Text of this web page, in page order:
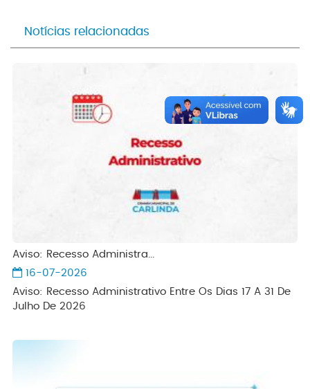
Notícias relacionadas
Aviso: Recesso Administra...
16-07-2026
Aviso: Recesso Administrativo Entre Os Dias 17 A 31 De
Julho De 2026